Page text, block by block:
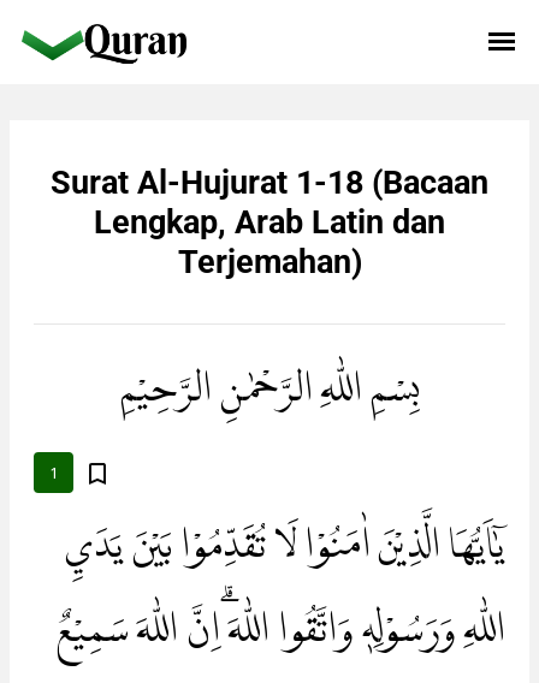
Surat Al-Hujurat 1-18 (Bacaan
Lengkap, Arab Latin dan
Terjemahan)
بِسْمِ اللّٰهِ الرَّحْمٰنِ الرَّحِيْمِ
1
يٰٓاَيُّهَا الَّذِيْنَ اٰمَنُوْا لَا تُقَدِّمُوْا بَيْنَ يَدَيِ
اللّٰهِ وَرَسُوْلِهٖ وَاتَّقُوا اللّٰهَ ۗاِنَّ اللّٰهَ سَمِيْعٌ